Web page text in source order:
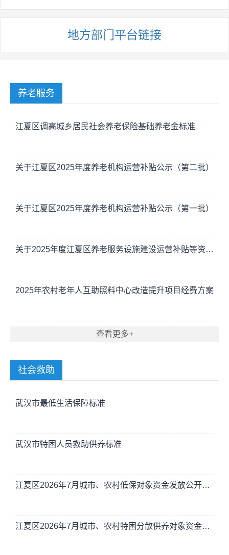
地方部门平台链接
养老服务
江夏区调高城乡居民社会养老保险基础养老金标准
关于江夏区2025年度养老机构运营补贴公示（第二批）
关于江夏区2025年度养老机构运营补贴公示（第一批）
关于2025年度江夏区养老服务设施建设运营补贴等资金发放的公示
2025年农村老年人互助照料中心改造提升项目经费方案
查看更多
社会救助
武汉市最低生活保障标准
武汉市特困人员救助供养标准
江夏区2026年7月城市、农村低保对象资金发放公开公示
江夏区2026年7月城市、农村特困分散供养对象资金发放公开公示